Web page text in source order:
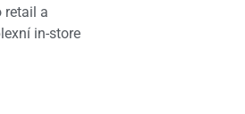
retail a
in-store